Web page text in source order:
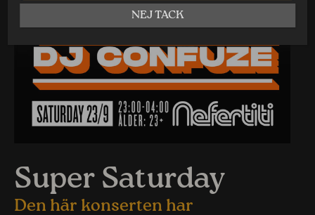
Super Saturday
Den här konserten har
NEJ TACK